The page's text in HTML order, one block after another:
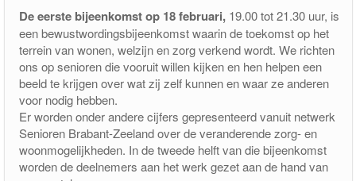
De eerste bijeenkomst op 18 februari, 19.00 tot 21.30 uur, is
een bewustwordingsbijeenkomst waarin de toekomst op het
terrein van wonen, welzijn en zorg verkend wordt. We richten
ons op senioren die vooruit willen kijken en hen helpen een
beeld te krijgen over wat zij zelf kunnen en waar ze anderen
voor nodig hebben.
Er worden onder andere cijfers gepresenteerd vanuit netwerk
Senioren Brabant-Zeeland over de veranderende zorg- en
woonmogelijkheden. In de tweede helft van die bijeenkomst
worden de deelnemers aan het werk gezet aan de hand van